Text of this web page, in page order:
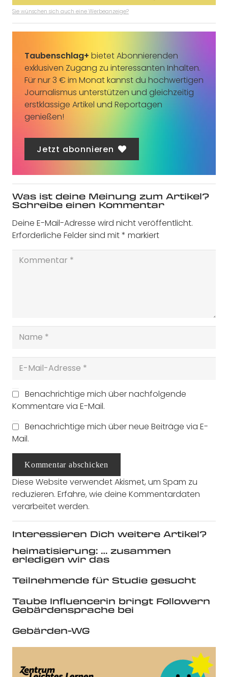
Sie wünschen sich auch eine Werbeanzeige?
Taubenschlag+ bietet Abonnierenden
exklusiven Zugang zu interessanten Inhalten.
Für nur 3 € im Monat kannst du hochwertigen
Journalismus unterstützen und gleichzeitig
erstklassige Artikel und Reportagen
genießen!
Jetzt abonnieren
Was ist deine Meinung zum Artikel?
Schreibe einen Kommentar
Deine E-Mail-Adresse wird nicht veröffentlicht.
Erforderliche Felder sind mit* markiert
Benachrichtige mich über nachfolgende
Kommentare via E-Mail.
Benachrichtige mich über neue Beiträge via E-
Mail.
Kommentar abschicken
Diese Website verwendet Akismet, um Spam zu
reduzieren. Erfahre, wie deine Kommentardaten
verarbeitet werden.
Interessieren Dich weitere Artikel?
heimatisierung: … zusammen
erledigen wir das
Teilnehmende für Studie gesucht
Taube Influencerin bringt Followern
Gebärdensprache bei
Gebärden-WG